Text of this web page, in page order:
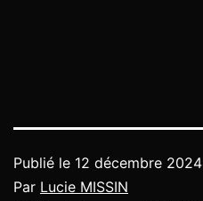
Publié le 12 décembre 2024
Par Lucie MISSIN